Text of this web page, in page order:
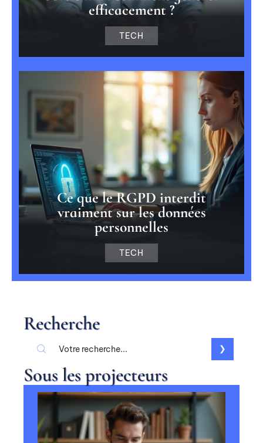
efficacement ?
TECH
Ce que le RGPD interdit
vraiment sur les données
personnelles
TECH
Recherche
Sous les projecteurs